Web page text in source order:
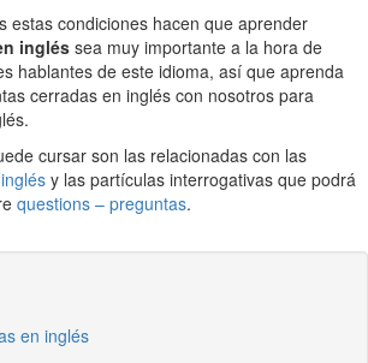
estas condiciones hacen que aprender
inglés sea muy importante a la hora de
hablantes de este idioma, así que aprenda
cerradas en inglés con nosotros para
cursar son las relacionadas con las
y las partículas interrogativas que podrá
questions – preguntas.
en inglés